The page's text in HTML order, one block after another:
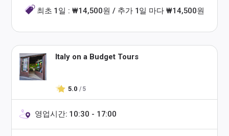
최초 1일 : ₩14,500원 / 추가 1일 마다 ₩14,500원
Italy on a Budget Tours
5.0 / 5
영업시간: 10:30 - 17:00